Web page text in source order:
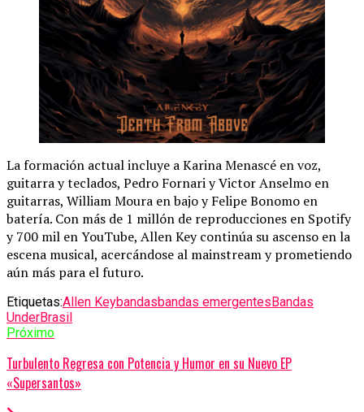
La formación actual incluye a Karina Menascé en voz,
guitarra y teclados, Pedro Fornari y Victor Anselmo en
guitarras, William Moura en bajo y Felipe Bonomo en
batería. Con más de 1 millón de reproducciones en Spotify
y 700 mil en YouTube, Allen Key continúa su ascenso en la
escena musical, acercándose al mainstream y prometiendo
aún más para el futuro.
Etiquetas:Allen Keybandasbandas emergentesBandas
UnderBrasil
Próximo
Turbulento Regresa con Potencia y Humor en su Nuevo EP
«Supersantos»